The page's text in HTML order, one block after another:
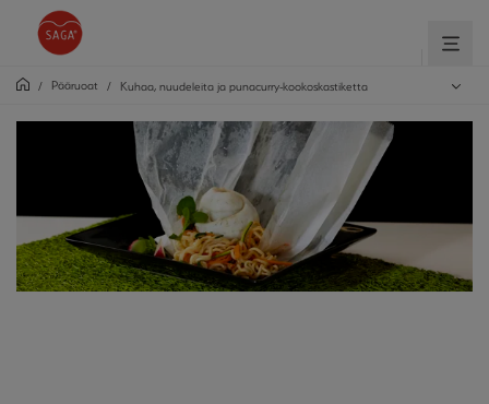
/ Pääruoat / Kuhaa, nuudeleita ja punacurry-kookoskastiketta